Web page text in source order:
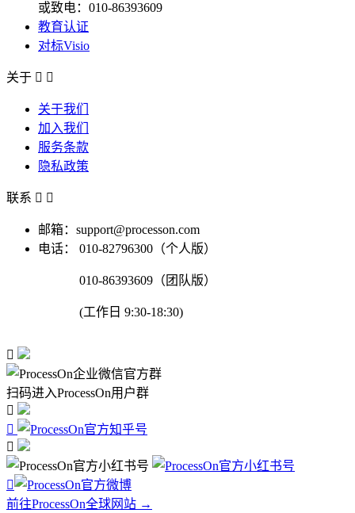
或致电：010-86393609
教育认证
对标Visio
关于  
关于我们
加入我们
服务条款
隐私政策
联系  
邮箱：support@processon.com
电话：
010-82796300（个人版）
010-86393609（团队版）
(工作日 9:30-18:30)

扫码进入ProcessOn用户群




前往ProcessOn全球网站 →